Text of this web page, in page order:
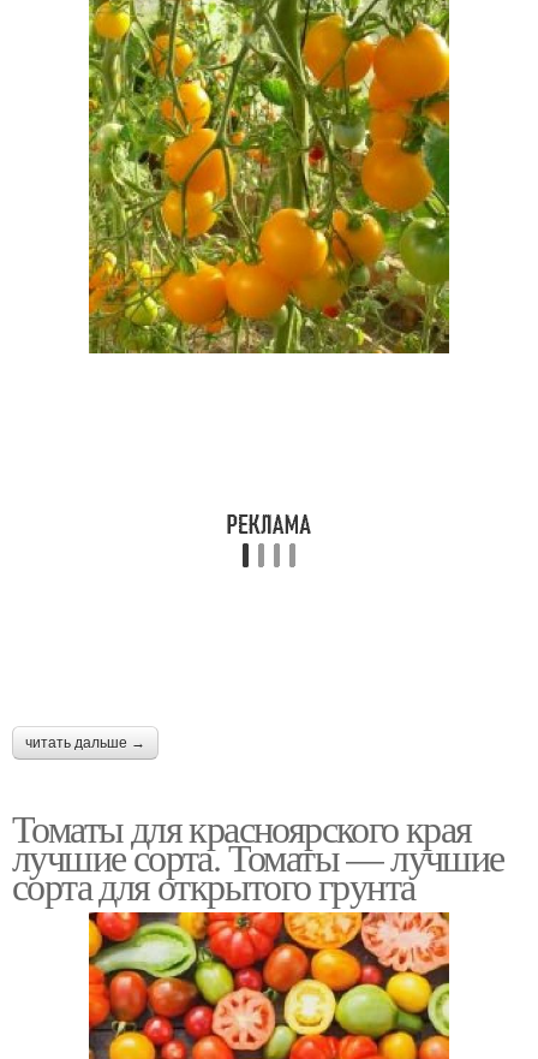
читать дальше →
Томаты для красноярского края
лучшие сорта. Томаты — лучшие
сорта для открытого грунта